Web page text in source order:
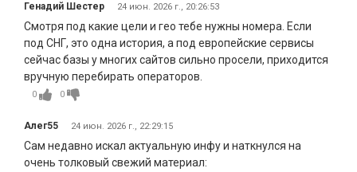
Генадий Шестер 24 июн. 2026 г., 20:26:53
Смотря под какие цели и гео тебе нужны номера. Если
под СНГ, это одна история, а под европейские сервисы
сейчас базы у многих сайтов сильно просели, приходится
вручную перебирать операторов.
0 0
Алег55 24 июн. 2026 г., 22:29:15
Сам недавно искал актуальную инфу и наткнулся на
очень толковый свежий материал: